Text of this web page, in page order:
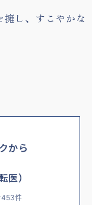
し、すこやかな
から
医）
件